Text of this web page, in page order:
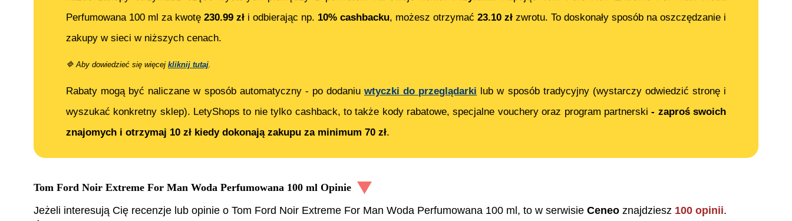
Perfumowana 100 ml za kwotę 230.99 zł i odbierając np. 10% cashbacku, możesz otrzymać 23.10 zł zwrotu. To doskonały sposób na oszczędzanie i
zakupy w sieci w niższych cenach.
🔷 Aby dowiedzieć się więcej kliknij tutaj
Rabaty mogą być naliczane w sposób automatyczny - po dodaniu wtyczki do przeglądarki lub w sposób tradycyjny (wystarczy odwiedzić stronę i
wyszukać konkretny sklep). LetyShops to nie tylko cashback, to także kody rabatowe, specjalne vouchery oraz program partnerski- zaproś swoich
znajomych i otrzymaj 10 zł kiedy dokonają zakupu za minimum 70 zł.
Tom Ford Noir Extreme For Man Woda Perfumowana 100 ml Opinie
Jeżeli interesują Cię recenzje lub opinie o Tom Ford Noir Extreme For Man Woda Perfumowana 100 ml , to w serwisie Ceneo znajdziesz 100 opinii.